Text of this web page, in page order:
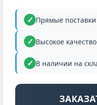
Прямые
Высокое
В наличии на